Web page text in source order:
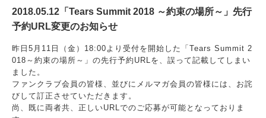
2018.05.12「Tears Summit 2018 ～約束の場所～」先行
予約URL変更のお知らせ
昨日5月11日（金）18:00より受付を開始した「Tears Summit 2
018～約束の場所～」の先行予約URLを、誤って記載してしまい
ました。
ファンクラブ会員の皆様、並びにメルマガ会員の皆様には、お詫
びして訂正させていただきます。
尚、既に両者共、正しいURLでのご応募が可能となっておりま